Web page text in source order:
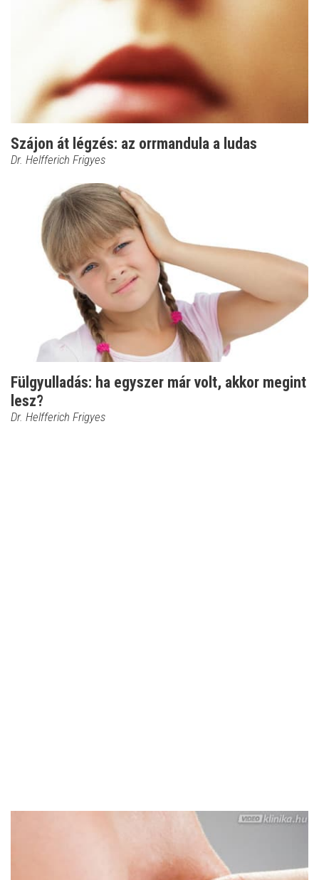
Szájon át légzés: az orrmandula a ludas
Dr. Helfferich Frigyes
Fülgyulladás: ha egyszer már volt, akkor megint
lesz?
Dr. Helfferich Frigyes